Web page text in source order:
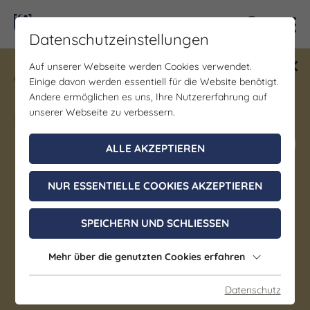
Gewinne ein Blind Date mit Saale-
Unstrut! Teilnahme vom 1.7. - 18.12.
möglich.
Jetzt mitmachen
Jugendherberge Kretzschau
Kretzschau
Deutsche Küche | Laktosefreie Küche |
vegetarische Küche | vegane Küche | Glutenfreie
Datenschutzeinstellungen
Auf unserer Webseite werden Cookies verwendet.
Einige davon werden essentiell für die Website benötigt.
Andere ermöglichen es uns, Ihre Nutzererfahrung auf
unserer Webseite zu verbessern.
ALLE AKZEPTIEREN
NUR ESSENTIELLE COOKIES AKZEPTIEREN
SPEICHERN UND SCHLIESSEN
Mehr über die genutzten Cookies erfahren
Datenschutz